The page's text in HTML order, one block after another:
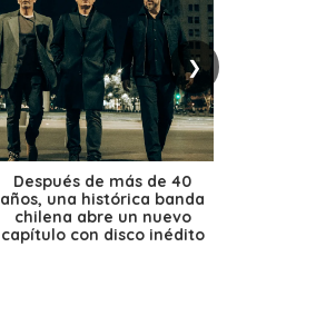
❯
Después de más de 40
años, una histórica banda
chilena abre un nuevo
capítulo con disco inédito